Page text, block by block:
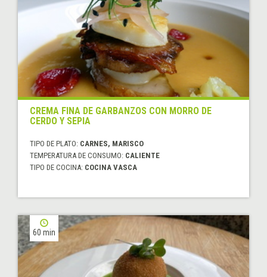
CREMA FINA DE GARBANZOS CON MORRO DE
CERDO Y SEPIA
TIPO DE PLATO: CARNES, MARISCO
TEMPERATURA DE CONSUMO: CALIENTE
TIPO DE COCINA: COCINA VASCA
60 min